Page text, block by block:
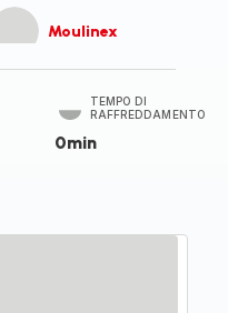
Moulinex
TEMPO DI
RAFFREDDAMENTO
0min